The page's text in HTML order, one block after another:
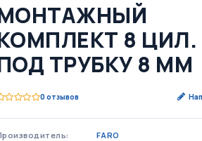
8 ЦИЛ.
ТРУБКУ 8 ММ
0 отзывов
FARO